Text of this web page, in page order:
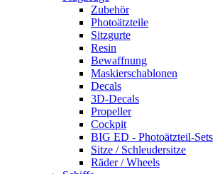
Zubehör
Photoätzteile
Sitzgurte
Resin
Bewaffnung
Maskierschablonen
Decals
3D-Decals
Propeller
Cockpit
BIG ED - Photoätzteil-Sets
Sitze / Schleudersitze
Räder / Wheels